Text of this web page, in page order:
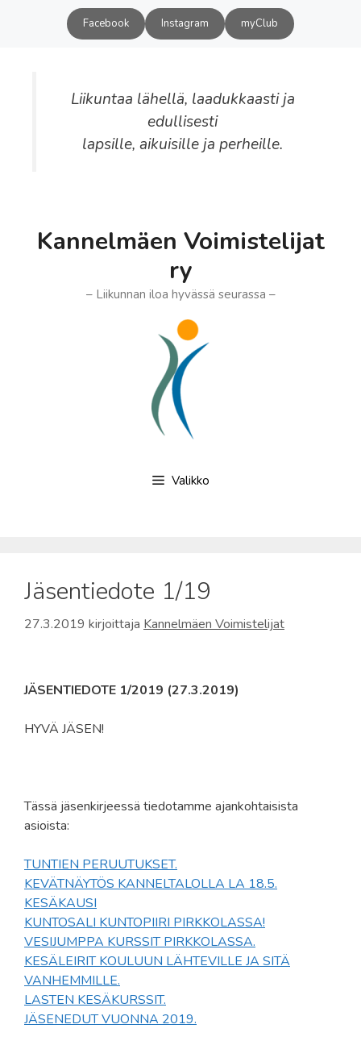
Facebook Instagram myClub
Liikuntaa lähellä, laadukkaasti ja
edullisesti
lapsille, aikuisille ja perheille.
Kannelmäen Voimistelijat
ry
– Liikunnan iloa hyvässä seurassa –
Valikko
Jäsentiedote 1/19
27.3.2019 kirjoittaja Kannelmäen Voimistelijat
JÄSENTIEDOTE 1/2019 (27.3.2019)
HYVÄ JÄSEN!
Tässä jäsenkirjeessä tiedotamme ajankohtaisista
asioista:
TUNTIEN PERUUTUKSET.
KEVÄTNÄYTÖS KANNELTALOLLA LA 18.5.
KESÄKAUSI
KUNTOSALI KUNTOPIIRI PIRKKOLASSA!
VESIJUMPPA KURSSIT PIRKKOLASSA.
KESÄLEIRIT KOULUUN LÄHTEVILLE JA SITÄ
VANHEMMILLE.
LASTEN KESÄKURSSIT.
JÄSENEDUT VUONNA 2019.